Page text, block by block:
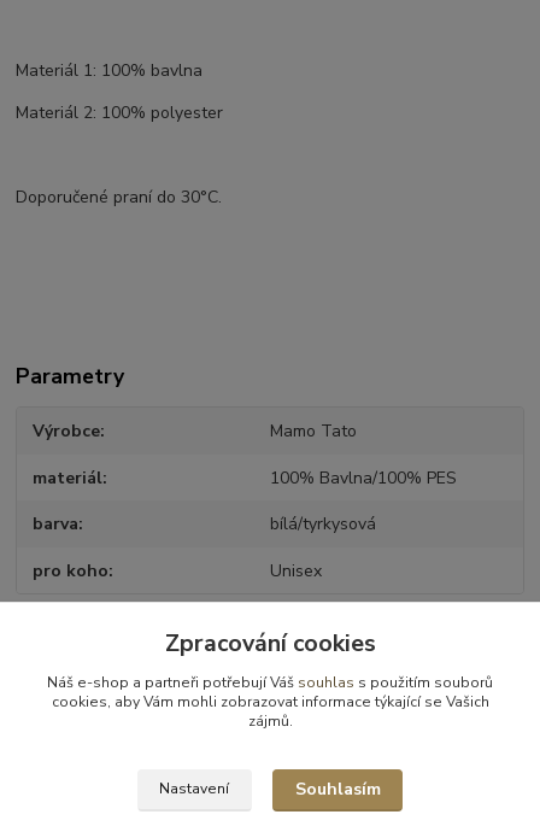
Materiál 1: 100% bavlna
Materiál 2: 100% polyester
Doporučené praní do 30°C.
Parametry
Výrobce Mamo Tato
materiál 100% Bavlna/100% PES
barva bílá/tyrkysová
pro koho Unisex
Zboží zařazeno v kategoriích
Zavinovačky, deky, fusaky
Zpracování cookies
Náš e-shop a partneři potřebují Váš souhlas s použitím souborů
cookies, aby Vám mohli zobrazovat informace týkající se Vašich
zájmů.
Nastavení Souhlasím